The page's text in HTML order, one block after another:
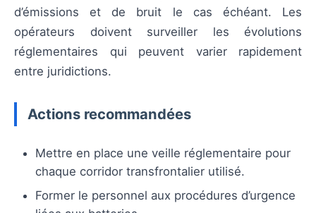
d’émissions et de bruit le cas échéant. Les
opérateurs doivent surveiller les évolutions
réglementaires qui peuvent varier rapidement
entre juridictions.
Actions recommandées
Mettre en place une veille réglementaire pour
chaque corridor transfrontalier utilisé.
Former le personnel aux procédures d’urgence